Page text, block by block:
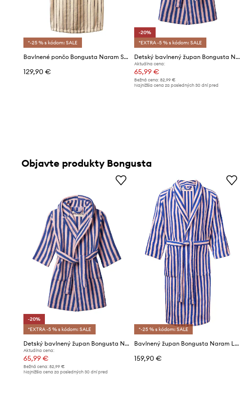
*-25 % s kódom: SALE
Bavlnené pončo Bongusta Naram S/M
129,90 €
-20%
*EXTRA -5 % s kódom: SALE
Detský bavlnený župan Bongusta Naram 11-13 lat
Aktuálna cena:
65,99 €
Bežná cena:82,99 €
Najnižšia cena za posledných 30 dní pred
Objavte produkty Bongusta
-20%
*EXTRA -5 % s kódom: SALE
Detský bavlnený župan Bongusta Naram 11-13 lat
Aktuálna cena:
65,99 €
Bežná cena: 82,99 €
Najnižšia cena za posledných 30 dní pred
*-25 % s kódom: SALE
Bavlnený župan Bongusta Naram L/XL
159,90 €